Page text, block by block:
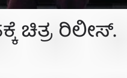
ಚಿತ್ರ ರಿಲೀಸ್.